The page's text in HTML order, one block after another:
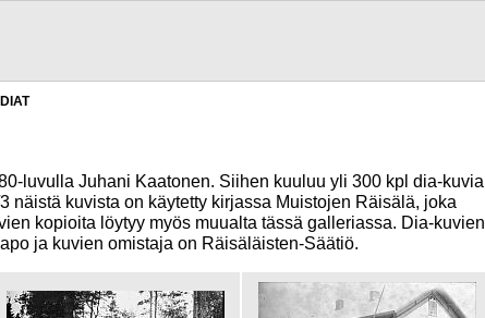
luvulla Juhani Kaatonen. Siihen kuuluu yli 300 kpl dia-kuvia
näistä kuvista on käytetty kirjassa Muistojen Räisälä, joka
kopioita löytyy myös muualta tässä galleriassa. Dia-kuvien
ja kuvien omistaja on Räisäläisten-Säätiö.